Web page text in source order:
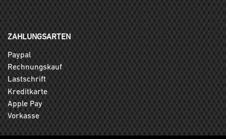
ZAHLUNGSARTEN
Paypal
Rechnungskauf
Lastschrift
Kreditkarte
Apple Pay
Vorkasse